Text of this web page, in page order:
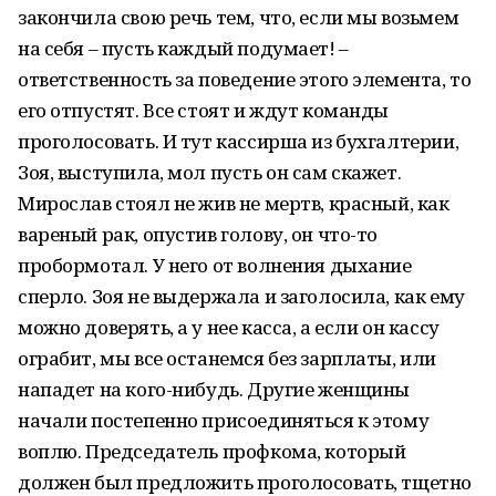
закончила свою речь тем, что, если мы возьмем
на себя – пусть каждый подумает! –
ответственность за поведение этого элемента, то
его отпустят. Все стоят и ждут команды
проголосовать. И тут кассирша из бухгалтерии,
Зоя, выступила, мол пусть он сам скажет.
Мирослав стоял не жив не мертв, красный, как
вареный рак, опустив голову, он что-то
пробормотал. У него от волнения дыхание
сперло. Зоя не выдержала и заголосила, как ему
можно доверять, а у нее касса, а если он кассу
ограбит, мы все останемся без зарплаты, или
нападет на кого-нибудь. Другие женщины
начали постепенно присоединяться к этому
воплю. Председатель профкома, который
должен был предложить проголосовать, тщетно